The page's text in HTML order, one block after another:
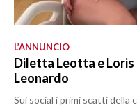
L’ANNUNCIO
Diletta Leotta e Loris
Leonardo
Sui social i primi scatti della